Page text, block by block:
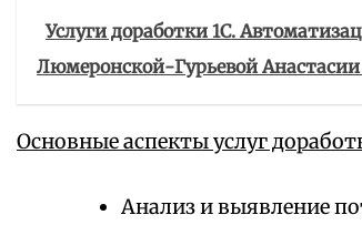
Услуги доработки 1С.
Люмеронской-Гурьевой
Основные аспекты услуг
Анализ и выявление